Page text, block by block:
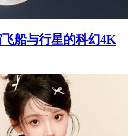
船与行星的科幻4K